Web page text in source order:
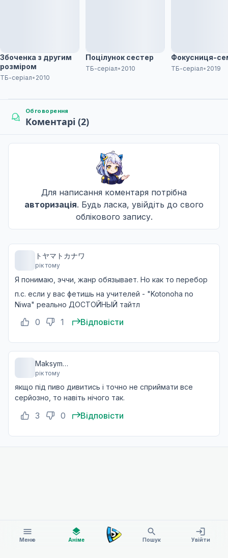
menu
Меню
layers
Аніме
search
Пошук
login
Увійти
10
Одинадцятий період
Дата уточнюється
12
Збоченка з другим
розміром
ТБ-серіал• 2010
Поцілунок сестер
ТБ-серіал• 2010
Фокусниця-
ТБ-серіал• 2019
Обговорення
Коментарі (2)
Для написання коментаря потрібна
авторизація. Будь ласка, увійдіть до свого
облікового запису.
トヤマトカナワ
рік тому
Я понимаю, эччи, жанр обязывает. Но как то перебор
п.с. если у вас фетишь на учителей - "Kotonoha no
Niwa" реально ДОСТОЙНЫЙ тайтл
0 1 Відповісти
Maksym
Pidperygora
рік тому
якщо під пиво дивитись і точно не сприймати все
серйозно, то навіть нічого так.
3 0 Відповісти